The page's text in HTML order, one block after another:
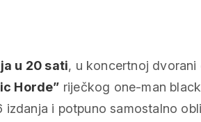
u 20 sati, u koncertnoj dvorani
Horde” riječkog one-man
izdanja i potpuno samostalno